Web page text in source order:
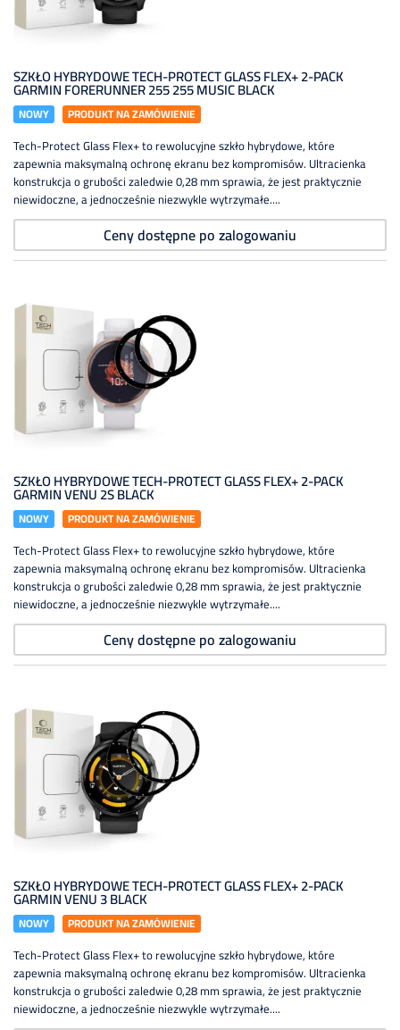
SZKŁO HYBRYDOWE TECH-PROTECT GLASS FLEX+ 2-PACK
GARMIN FORERUNNER 255 255 MUSIC BLACK
NOWY PRODUKT NA ZAMÓWIENIE
Tech-Protect Glass Flex+ to rewolucyjne szkło hybrydowe, które
zapewnia maksymalną ochronę ekranu bez kompromisów. Ultracienka
konstrukcja o grubości zaledwie 0,28 mm sprawia, że jest praktycznie
niewidoczne, a jednocześnie niezwykle wytrzymałe....
Ceny dostępne po zalogowaniu
SZKŁO HYBRYDOWE TECH-PROTECT GLASS FLEX+ 2-PACK
GARMIN VENU 2S BLACK
NOWY PRODUKT NA ZAMÓWIENIE
Tech-Protect Glass Flex+ to rewolucyjne szkło hybrydowe, które
zapewnia maksymalną ochronę ekranu bez kompromisów. Ultracienka
konstrukcja o grubości zaledwie 0,28 mm sprawia, że jest praktycznie
niewidoczne, a jednocześnie niezwykle wytrzymałe....
Ceny dostępne po zalogowaniu
SZKŁO HYBRYDOWE TECH-PROTECT GLASS FLEX+ 2-PACK
GARMIN VENU 3 BLACK
NOWY PRODUKT NA ZAMÓWIENIE
Tech-Protect Glass Flex+ to rewolucyjne szkło hybrydowe, które
zapewnia maksymalną ochronę ekranu bez kompromisów. Ultracienka
konstrukcja o grubości zaledwie 0,28 mm sprawia, że jest praktycznie
niewidoczne, a jednocześnie niezwykle wytrzymałe....